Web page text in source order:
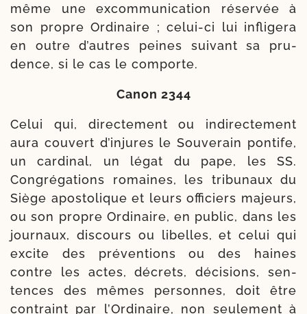
même une excom­mu­ni­ca­tion réser­vée à
son propre Ordinaire ; celui-​ci lui infli­ge­ra
en outre d’autres peines sui­vant sa pru­
dence, si le cas le comporte.
Canon 2344
Celui qui, direc­te­ment ou indi­rec­te­ment
aura cou­vert d’injures le Souverain pon­tife,
un car­di­nal, un légat du pape, les SS.
Congrégations romaines, les tri­bu­naux du
Siège apos­to­lique et leurs offi­ciers majeurs,
ou son propre Ordinaire, en public, dans les
jour­naux, dis­cours ou libelles, et celui qui
excite des pré­ven­tions ou des haines
contre les actes, décrets, déci­sions, sen­
tences des mêmes per­sonnes, doit être
contraint par l’Ordinaire, non seule­ment à